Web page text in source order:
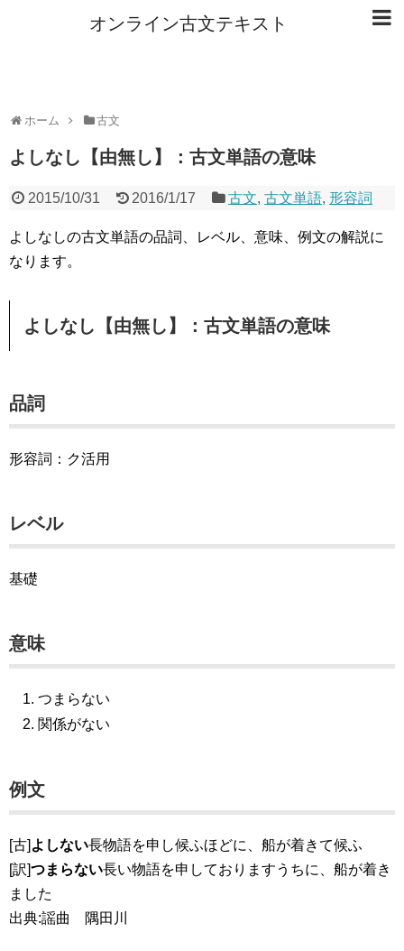
オンライン古文テキスト
ホーム 古文
よしなし【由無し】：古文単語の意味
2015/10/31 2016/1/17 古文,古文単語,形容詞
よしなしの古文単語の品詞、レベル、意味、例文の解説に
なります。
よしなし【由無し】：古文単語の意味
品詞
形容詞：ク活用
レベル
基礎
意味
つまらない
関係がない
例文
[古] よしない長物語を申し候ふほどに、船が着きて候ふ
[訳]つまらない長い物語を申しておりますうちに、船が着き
ました
出典:謡曲 隅田川